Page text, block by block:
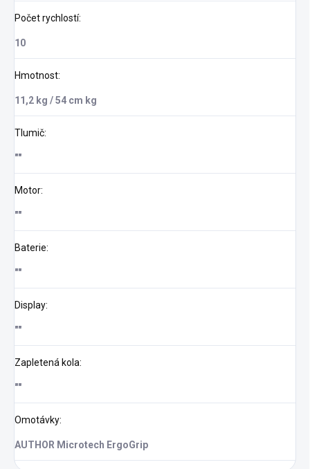
Počet rychlostí:
10
Hmotnost:
11,2 kg / 54 cm kg
Tlumič:
""
Motor:
""
Baterie:
""
Display:
""
Zapletená kola:
""
Omotávky:
AUTHOR Microtech ErgoGrip